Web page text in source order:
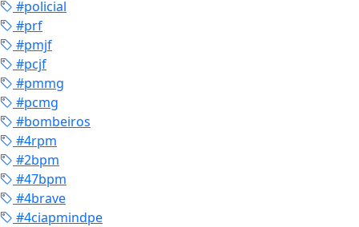
#policial
#prf
#pmjf
#pcjf
#pmmg
#pcmg
#bombeiros
#4rpm
#2bpm
#47bpm
#4brave
#4ciapmindpe